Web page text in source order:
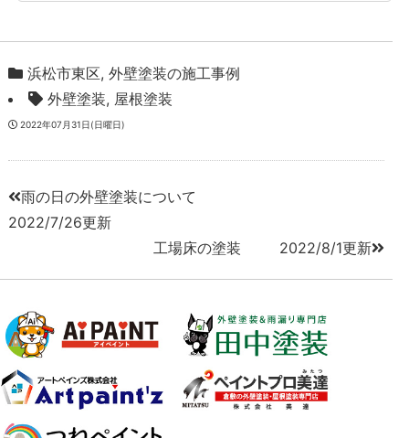
浜松市東区, 外壁塗装の施工事例
外壁塗装, 屋根塗装
2022年07月31日(日曜日)
雨の日の外壁塗装について
2022/7/26更新
工場床の塗装 2022/8/1更新